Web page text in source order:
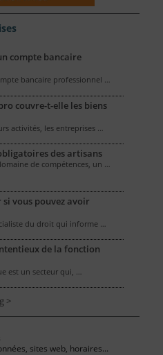
compte bancaire
bancaire professionnel …
couvre-t-elle les biens
activités, les entreprises …
des artisans
de compétences, un …
vous pouvez avoir
du droit qui informe …
de la fonction
est un secteur qui, …
>
sites web, horaires...